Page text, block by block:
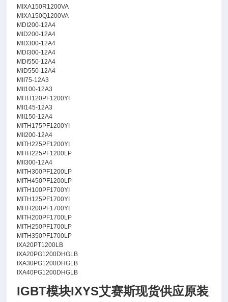
MIXA150R1200VA
MIXA150Q1200VA
MDI200-12A4
MID200-12A4
MID300-12A4
MDI300-12A4
MDI550-12A4
MID550-12A4
MII75-12A3
MII100-12A3
MITH120PF1200YI
MII145-12A3
MII150-12A4
MITH175PF1200YI
MII200-12A4
MITH225PF1200YI
MITH225PF1200LP
MII300-12A4
MITH300PF1200LP
MITH450PF1200LP
MITH100PF1700YI
MITH125PF1700YI
MITH200PF1700YI
MITH200PF1700LP
MITH250PF1700LP
MITH350PF1700LP
IXA20PT1200LB
IXA20PG1200DHGLB
IXA30PG1200DHGLB
IXA40PG1200DHGLB
IGBT模块IXYS艾赛斯现货供应原装